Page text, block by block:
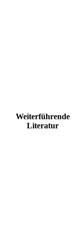
Weiterführende
Literatur